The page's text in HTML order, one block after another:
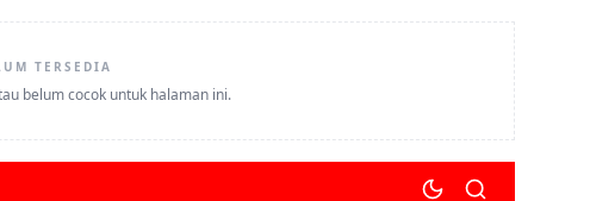
TERSEDIA
belum cocok untuk halaman ini.